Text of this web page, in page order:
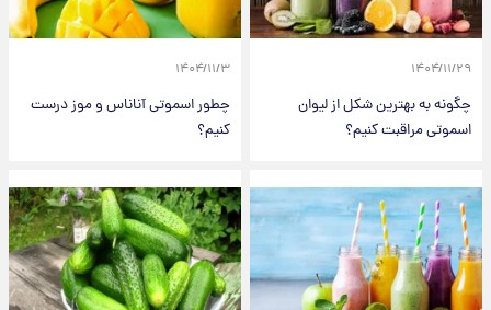
۱۴۰۴/۱۱/۲۹
چگونه به بهترین شکل از لیوان
اسموتی مراقبت کنیم؟
۱۴۰۴/۱۱/۳
چطور اسموتی آناناس و موز درست
کنیم؟